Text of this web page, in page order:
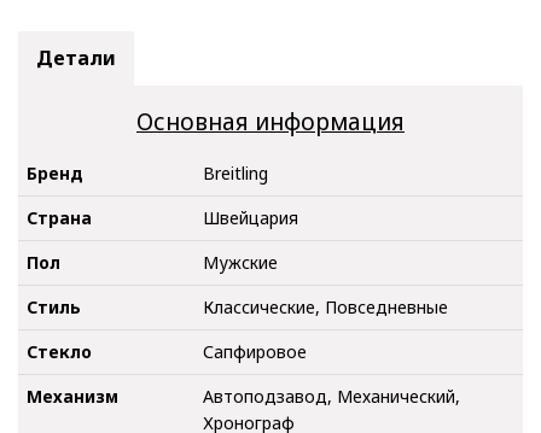
Детали
Основная информация
Бренд
Breitling
Страна
Швейцария
Пол
Мужские
Стиль
Классические, Повседневные
Стекло
Сапфировое
Механизм
Автоподзавод, Механический,
Хронограф